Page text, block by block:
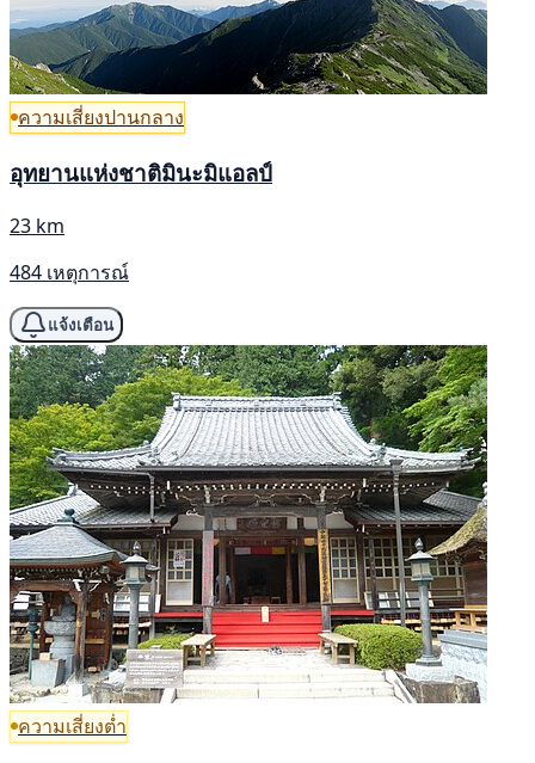
ความเสี่ยงปานกลาง
อุทยานแห่งชาติมินะมิแอลป์
23 km
484 เหตุการณ์
แจ้งเตือน
ความเสี่ยงต่ำ